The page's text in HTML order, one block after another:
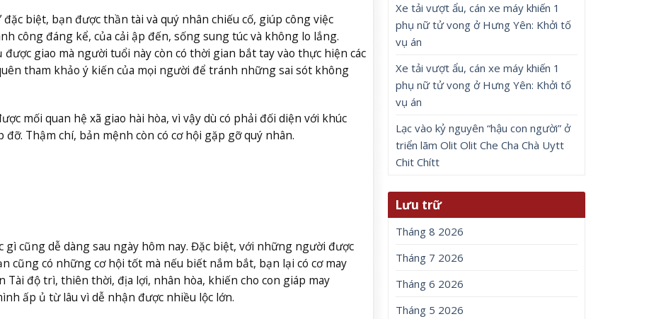
đặc biệt, bạn được thần tài và quý nhân chiếu cố, giúp công việc
công đáng kể, của cải ập đến, sống sung túc và không lo lắng.
giao mà người tuổi này còn có thời gian bắt tay vào thực hiện các
tham khảo ý kiến của mọi người để tránh những sai sót không
mối quan hệ xã giao hài hòa, vì vậy dù có phải đối diện với khúc
Thậm chí, bản mệnh còn có cơ hội gặp gỡ quý nhân.
gì cũng dễ dàng sau ngày hôm nay. Đặc biệt, với những người được
cũng có những cơ hội tốt mà nếu biết nắm bắt, bạn lại có cơ may
Tài độ trì, thiên thời, địa lợi, nhân hòa, khiến cho con giáp may
ấp ủ từ lâu vì dễ nhận được nhiều lộc lớn.
Xe tải vượt ẩu, cán xe máy khiến 1
phụ nữ tử vong ở Hưng Yên: Khởi tố
vụ án
Xe tải vượt ẩu, cán xe máy khiến 1
phụ nữ tử vong ở Hưng Yên: Khởi tố
vụ án
Lạc vào kỷ nguyên “hậu con người” ở
triển lãm Olit Olit Che Cha Chà Uytt
Chit Chítt
Lưu trữ
Tháng 8 2026
Tháng 7 2026
Tháng 6 2026
Tháng 5 2026